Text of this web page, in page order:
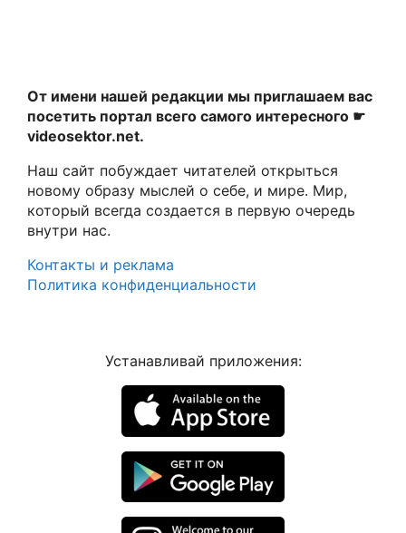
От имени нашей редакции мы приглашаем вас
посетить портал всего самого интересного ☛
videosektor.net.
Наш сайт побуждает читателей открыться
новому образу мыслей о себе, и мире. Мир,
который всегда создается в первую очередь
внутри нас.
Контакты и реклама
Политика конфиденциальности
Устанавливай приложения: